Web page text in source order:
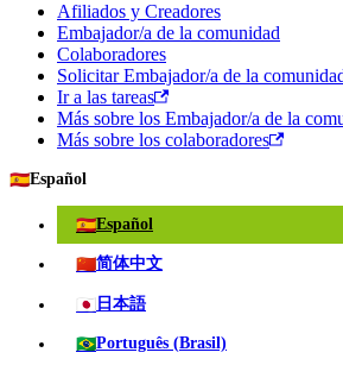
Afiliados y Creadores
Embajador/a de la comunidad
Colaboradores
Solicitar Embajador/a de la
Ir a las tareas
Más sobre los Embajador/a de la
Más sobre los colaboradores
🇪🇸Español
🇪🇸Español
🇨🇳简体中文
🇯🇵 日本語
🇧🇷Português (Brasil)